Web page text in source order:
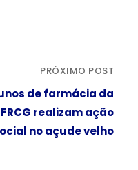
PRÓXIMO POST
de farmácia da
FRCG realizam ação
no açude velho